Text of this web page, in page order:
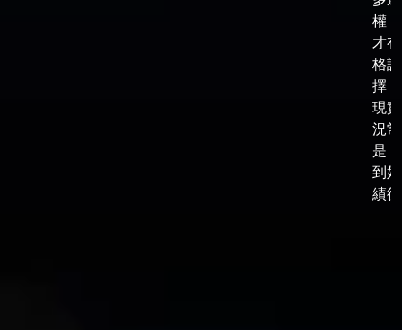
權
才
格
擇
現
況常
是
到
績